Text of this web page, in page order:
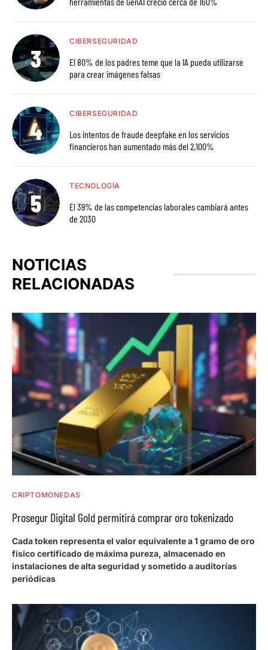
CIBERSEGURIDAD
El 80% de los padres teme que la IA pueda utilizarse
para crear imágenes falsas
CIBERSEGURIDAD
Los intentos de fraude deepfake en los servicios
financieros han aumentado más del 2,100%
TECNOLOGÍA
El 39% de las competencias laborales cambiará antes
de 2030
NOTICIAS
RELACIONADAS
CRIPTOMONEDAS
Prosegur Digital Gold permitirá comprar oro tokenizado
Cada token representa el valor equivalente a 1 gramo de oro
físico certificado de máxima pureza, almacenado en
instalaciones de alta seguridad y sometido a auditorías
periódicas